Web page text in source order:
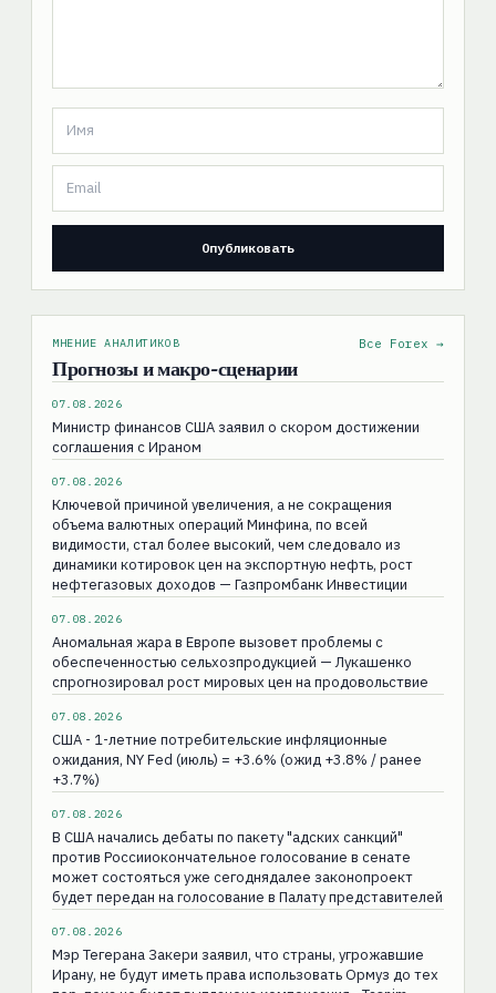
МНЕНИЕ АНАЛИТИКОВ
Прогнозы и макро-сценарии
Все Forex →
07.08.2026
Министр финансов США заявил о скором достижении
соглашения с Ираном
07.08.2026
Ключевой причиной увеличения, а не сокращения
объема валютных операций Минфина, по всей
видимости, стал более высокий, чем следовало из
динамики котировок цен на экспортную нефть, рост
нефтегазовых доходов — Газпромбанк Инвестиции
07.08.2026
Аномальная жара в Европе вызовет проблемы с
обеспеченностью сельхозпродукцией — Лукашенко
спрогнозировал рост мировых цен на продовольствие
07.08.2026
США - 1-летние потребительские инфляционные
ожидания, NY Fed (июль) = +3.6% (ожид +3.8% / ранее
+3.7%)
07.08.2026
В США начались дебаты по пакету "адских санкций"
против Россииокончательное голосование в сенате
может состояться уже сегоднядалее законопроект
будет передан на голосование в Палату представителей
07.08.2026
Мэр Тегерана Закери заявил, что страны, угрожавшие
Ирану, не будут иметь права использовать Ормуз до тех